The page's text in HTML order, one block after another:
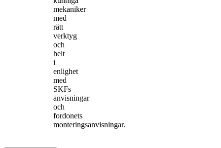
mekaniker
med
rätt
verktyg
och
helt
i
enlighet
med
SKFs
anvisningar
och
fordonets
monteringsanvisningar.